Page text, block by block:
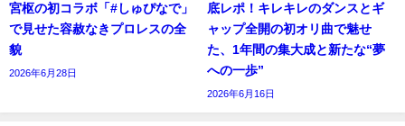
宮枢の初コラボ「#しゅぴなで」
で見せた容赦なきプロレスの全
貌
2026年6月28日
底レポ！キレキレのダンスとギ
ャップ全開の初オリ曲で魅せ
た、1年間の集大成と新たな“夢
への一歩”
2026年6月16日